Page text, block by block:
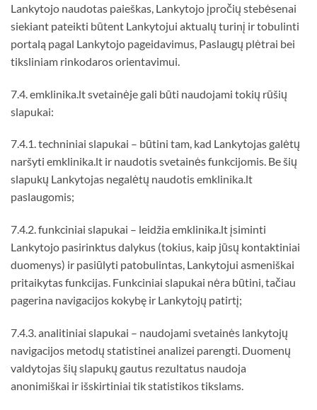
Lankytojo naudotas paieškas, Lankytojo įpročių stebėsenai
siekiant pateikti būtent Lankytojui aktualų turinį ir tobulinti
portalą pagal Lankytojo pageidavimus, Paslaugų plėtrai bei
tiksliniam rinkodaros orientavimui.
7.4. emklinika.lt svetainėje gali būti naudojami tokių rūšių
slapukai:
7.4.1. techniniai slapukai – būtini tam, kad Lankytojas galėtų
naršyti emklinika.lt ir naudotis svetainės funkcijomis. Be šių
slapukų Lankytojas negalėtų naudotis emklinika.lt
paslaugomis;
7.4.2. funkciniai slapukai – leidžia emklinika.lt įsiminti
Lankytojo pasirinktus dalykus (tokius, kaip jūsų kontaktiniai
duomenys) ir pasiūlyti patobulintas, Lankytojui asmeniškai
pritaikytas funkcijas. Funkciniai slapukai nėra būtini, tačiau
pagerina navigacijos kokybę ir Lankytojų patirtį;
7.4.3. analitiniai slapukai – naudojami svetainės lankytojų
navigacijos metodų statistinei analizei parengti. Duomenų
valdytojas šių slapukų gautus rezultatus naudoja
anonimiškai ir išskirtiniai tik statistikos tikslams.